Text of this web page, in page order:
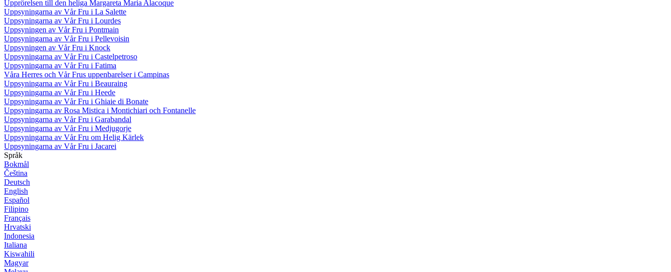
Upprörelsen till den heliga Margareta Maria Alacoque
Uppsyningarna av Vår Fru i La Salette
Uppsyningarna av Vår Fru i Lourdes
Uppsyningen av Vår Fru i Pontmain
Uppsyningarna av Vår Fru i Pellevoisin
Uppsyningen av Vår Fru i Knock
Uppsyningarna av Vår Fru i Castelpetroso
Uppsyningarna av Vår Fru i Fatima
Våra Herres och Vår Frus uppenbarelser i Campinas
Uppsyningarna av Vår Fru i Beauraing
Uppsyningarna av Vår Fru i Heede
Uppsyningarna av Vår Fru i Ghiaie di Bonate
Uppsyningarna av Rosa Mistica i Montichiari och Fontanelle
Uppsyningarna av Vår Fru i Garabandal
Uppsyningarna av Vår Fru i Medjugorje
Uppsyningarna av Vår Fru om Helig Kärlek
Uppsyningarna av Vår Fru i Jacarei
Språk
Bokmål
Čeština
Deutsch
English
Español
Filipino
Français
Hrvatski
Indonesia
Italiana
Kiswahili
Magyar